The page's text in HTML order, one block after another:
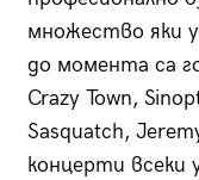
множество яки
до момента са
Crazy Town,
Sasquatch,
концерти всеки